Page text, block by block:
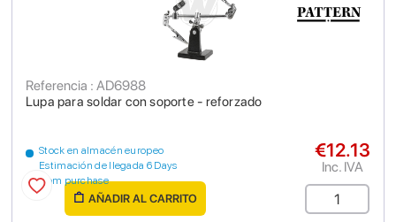
Lupa para soldar con soporte - reforzado
Referencia : AD6988
Stock en almacén europeo
Estimación de llegada 6 Days
from purchase
€12.13
Inc. IVA
AÑADIR AL CARRITO